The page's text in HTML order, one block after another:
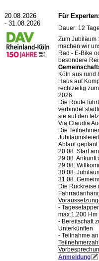
20.08.2026
- 31.08.2026
Für
Dauer: 12
Zum Jubiläum
machen wir
Rad - E-Bike
besondere
Köln aus rund
Haus auf
rechtzeitig
2026.
Die Route
verbindet
sie auf den
Via Claudia
Die
Ablauf geplant:
20.08. Start
29.08. Ankunft
29.08.
30.08.
31.08.
Die Rückreise
-
max.1.200 Hm
- Bereitschaft
Unterkünften
- Teilnahme
Anmeldung